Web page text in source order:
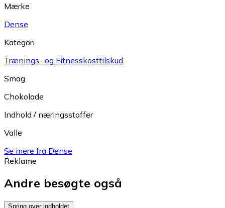
Mærke
Dense
Kategori
Trænings- og Fitnesskosttilskud
Smag
Chokolade
Indhold / næringsstoffer
Valle
Se mere fra Dense
Reklame
Andre besøgte også
Spring over indholdet